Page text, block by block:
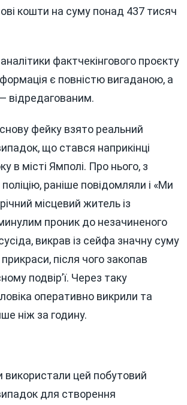
кошти на суму понад 437 тисяч
аналітики фактчекінгового проєкту
є повністю вигаданою, а
відредагованим.
фейку взято реальний
що стався наприкінці
в місті Ямполі. Про нього, з
раніше повідомляли і «Ми
місцевий житель із
проник до незачиненого
викрав із сейфа значну суму
прикраси, після чого закопав
подвір’ї. Через таку
оперативно викрили та
ніж за годину.
використали цей побутовий
для створення